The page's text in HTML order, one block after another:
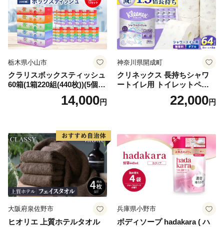
栃木県小山市
クラリスボックスティッシュ
60箱(1箱220組(440枚))(5個入
り×12セット)【1256759】
14,000円
神奈川県開成町
クリネックス 長持ちシャワ
ートイレ用 トイレットペー
パー（ダブル）64ロール(8ロ
ール×8パック) 開成町 トイレ
蓄 防災 エコ 消耗品 生活雑貨
生活用品 無香料 トイレット
ペーパー ダブル といれっと
ぺーぱー トイレ クレシア ト
イレットペーパー [BDBH002
-1]
22,000円
大阪府泉佐野市
ヒオリエ 上質ホテルタオル
兵庫県小野市
ボディソープ hadakara ( ハ